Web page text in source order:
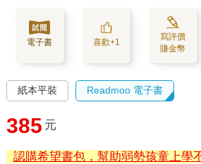
電子書 喜歡+1
寫評價
賺金幣
紙本平裝 Readmoo 電子書
385 元
認購希望書包，幫助弱勢孩童上學